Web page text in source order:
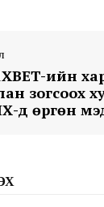
ийн
зогсоох
д өргөн